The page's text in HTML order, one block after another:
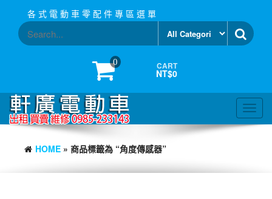
content
各 式 電 動 車 零 配 件 專 區 選 單
0 CART
NT$0
HOME » 商品標籤為 “角度傳感器”